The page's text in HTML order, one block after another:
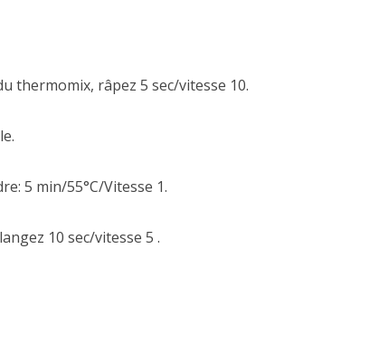
thermomix, râpez 5 sec/vitesse 10.
5 min/55°C/Vitesse 1.
10 sec/vitesse 5 .